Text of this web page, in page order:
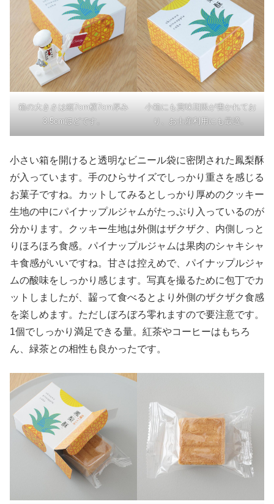
箱の大きさは縦7cm横7cm厚み
3.5cmほどです。
小箱にも賞味期限が書かれてお
り、お土産利用にも最適。
小さい箱を開けると透明なビニール袋に密閉された鳳梨酥
が入っています。手のひらサイズでしっかり重さを感じる
お菓子ですね。カットしてみるとしっかり厚めのクッキー
生地の中にパイナップルジャムがたっぷり入っているのが
分かります。クッキー生地は外側はザクザク、内側しっと
りほろほろ食感。パイナップルジャムは果肉のシャキシャ
キ食感がいいですね。甘さは控えめで、パイナップルジャ
ムの酸味をしっかり感じます。写真を撮るために包丁でカ
ットしましたが、齧って食べるとより外側のザクザク食感
を楽しめます。ただしぼろぼろ零れますので要注意です。
1個でしっかり満足できる量。紅茶やコーヒーはもちろ
ん、緑茶との相性も良かったです。